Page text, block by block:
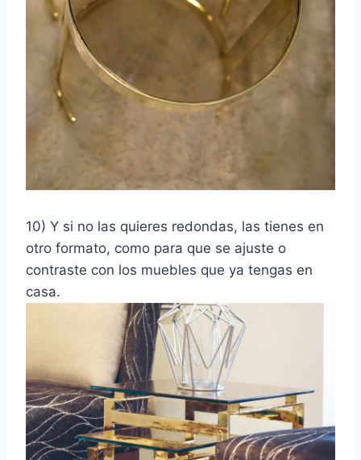
10) Y si no las quieres redondas, las tienes en
otro formato, como para que se ajuste o
contraste con los muebles que ya tengas en
casa.